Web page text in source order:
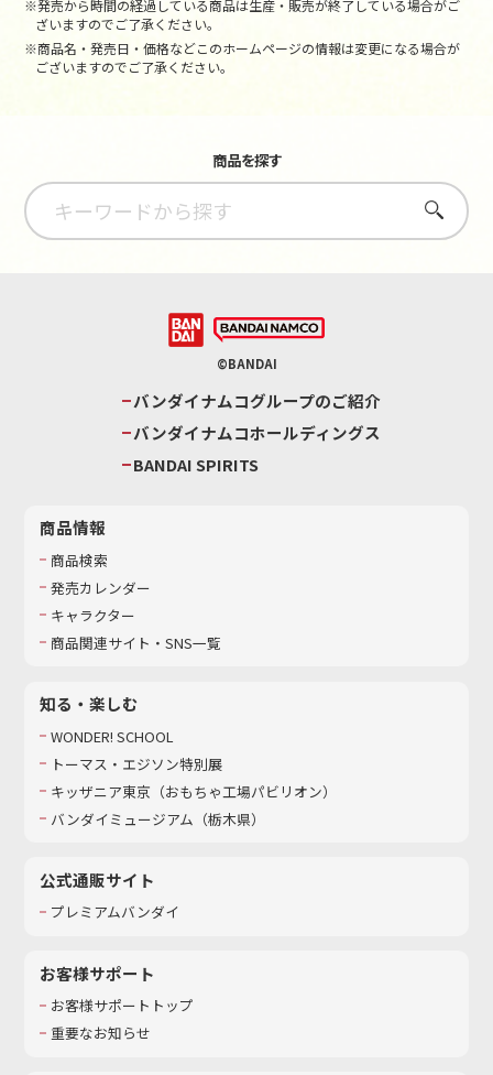
※発売から時間の経過している商品は生産・販売が終了している場合がご
ざいますのでご了承ください。
※商品名・発売日・価格などこのホームページの情報は変更になる場合が
ございますのでご了承ください。
商品を探す
さがす
©BANDAI
バンダイナムコグループのご紹介
バンダイナムコホールディングス
BANDAI SPIRITS
商品情報
商品検索
発売カレンダー
キャラクター
商品関連サイト・SNS一覧
知る・楽しむ
WONDER! SCHOOL
トーマス・エジソン特別展
キッザニア東京（おもちゃ工場パビリオン）​
バンダイミュージアム（栃木県）
公式通販サイト
プレミアムバンダイ
お客様サポート
お客様サポートトップ
重要なお知らせ